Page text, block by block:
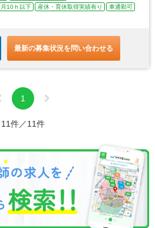
10ｈ以下 産休・育休取得実績有り
車通勤可
最新の募集状況を問い合わせる
1
11件／11件